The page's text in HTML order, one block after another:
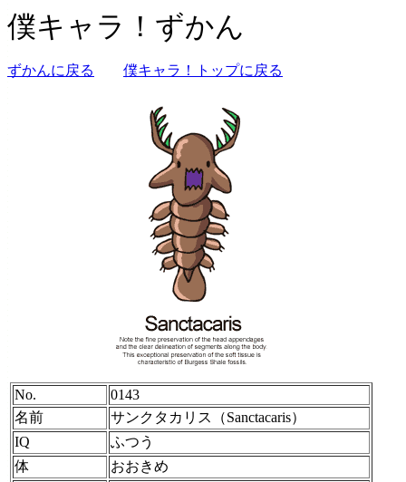
僕キャラ！ずかん
ずかんに戻る 僕キャラ！トップに戻る
No.
0143
名前
サンクタカリス（Sanctacaris）
IQ
ふつう
体
おおきめ